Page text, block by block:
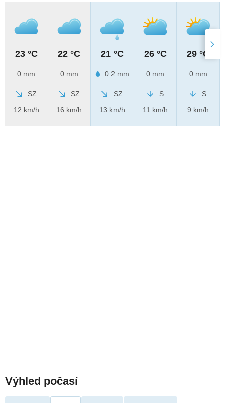
23 °C
0 mm
SZ
12 km/h
22 °C
0 mm
SZ
16 km/h
21 °C
0.2 mm
SZ
13 km/h
26 °C
0 mm
S
11 km/h
29 °C
0 mm
S
9 km/h
Výhled počasí